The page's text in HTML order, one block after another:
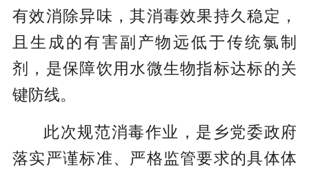
有效消除异味，其消毒效果持久稳定，
且生成的有害副产物远低于传统氯制
剂，是保障饮用水微生物指标达标的关
键防线。
此次规范消毒作业，是乡党委政府
落实严谨标准、严格监管要求的具体体